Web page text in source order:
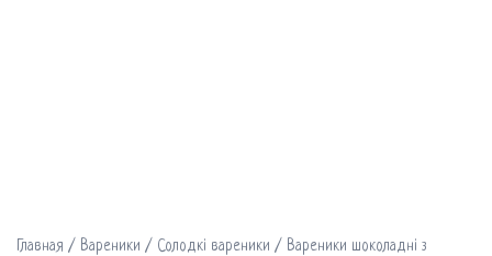
Главная / Вареники / Солодкі вареники / Вареники шоколадні з